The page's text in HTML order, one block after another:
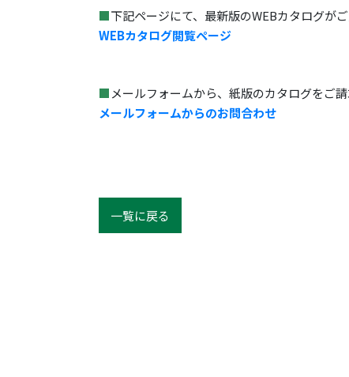
■下記ページにて、最新版のWEBカタログがご
WEBカタログ閲覧ページ
■ メールフォームから、紙版のカタログをご
メールフォームからのお問合わせ
一覧に戻る